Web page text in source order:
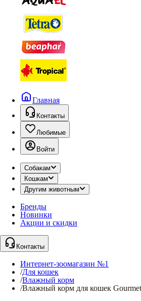
Главная
Контакты
Любимые
Войти
Собакам
Кошкам
Другим животным
Бренды
Новинки
Акции и скидки
Контакты
Интернет-зоомагазин №1
/Для кошек
/Влажный корм
/Влажный корм для кошек